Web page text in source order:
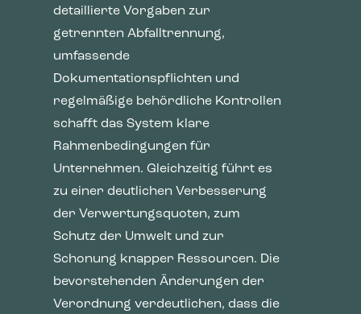
detaillierte Vorgaben zur
getrennten Abfalltrennung,
umfassende
Dokumentationspflichten und
regelmäßige behördliche Kontrollen
schafft das System klare
Rahmenbedingungen für
Unternehmen. Gleichzeitig führt es
zu einer deutlichen Verbesserung
der Verwertungsquoten, zum
Schutz der Umwelt und zur
Schonung knapper Ressourcen. Die
bevorstehenden Änderungen der
Verordnung verdeutlichen, dass die